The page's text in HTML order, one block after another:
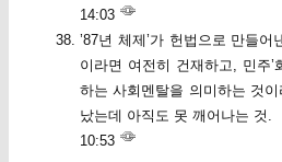
14:03
’87년 체제’가 헌법으로 만들
이라면 여전히 건재하고, 민주’
하는 사회멘탈을 의미하는 것
났는데 아직도 못 깨어나는 것.
10:53